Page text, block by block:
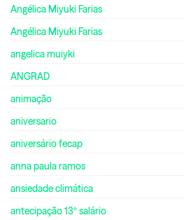
Angélica Miyuki Farias
Angélica Miyuki Farias
angelica muiyki
ANGRAD
animação
aniversario
aniversário fecap
anna paula ramos
ansiedade climática
antecipação 13º salário